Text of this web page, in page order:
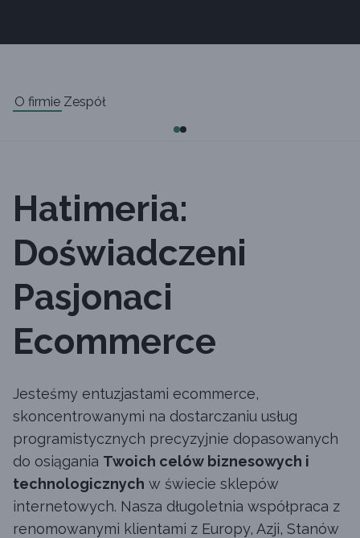
O firmie Zespół
Hatimeria:
Doświadczeni
Pasjonaci
Ecommerce
Jesteśmy entuzjastami ecommerce,
skoncentrowanymi na dostarczaniu usług
programistycznych precyzyjnie dopasowanych
do osiągania Twoich celów biznesowych i
technologicznych w świecie sklepów
internetowych. Nasza długoletnia współpraca z
renomowanymi klientami z Europy, Azji, Stanów